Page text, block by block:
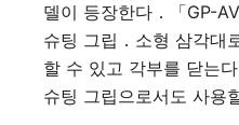
델이 등장한다．「GP-
슈팅 그립．소형 삼각대
할 수 있고 각부를 닫는
슈팅 그립으로서도 사용